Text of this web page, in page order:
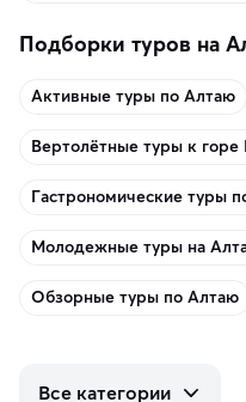
Подборки туров на
Активные туры по Алтаю
Вертолётные туры к горе
Гастрономические туры
Молодежные туры на
Обзорные туры по Алтаю
Все категории